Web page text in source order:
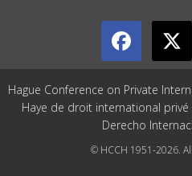
Hague Conference on Private
Haye de droit international
Derecho
© HCCH 1951-2026.